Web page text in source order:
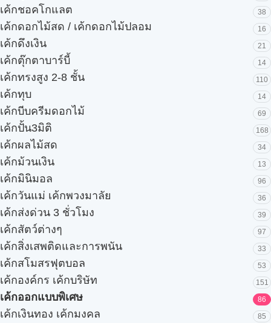
เค้กชอคโกแลต 38
เค้กดอกไม้สด / เค้กดอกไม้ปลอม 16
เค้กดึงเงิน 21
เค้กตุ๊กตาบาร์บี้ 14
เค้กทรงสูง 2-8 ชั้น 110
เค้กทุบ 14
เค้กบีบครีมดอกไม้ 69
เค้กปั้น3มิติ 168
เค้กผลไม้สด 34
เค้กม้วนเงิน 13
เค้กมินิมอล 96
เค้กวันแม่ เค้กพวงมาลัย 36
เค้กส่งด่วน 3 ชั่วโมง 39
เค้กสัตว์ต่างๆ 97
เค้กสิ่งเสพติดและการพนัน 33
เค้กสโมสรฟุตบอล 53
เค้กองค์กร เค้กบริษัท 151
เค้กออกแบบพิเศษ 86
เค้กเงินทอง เค้กมงคล 85